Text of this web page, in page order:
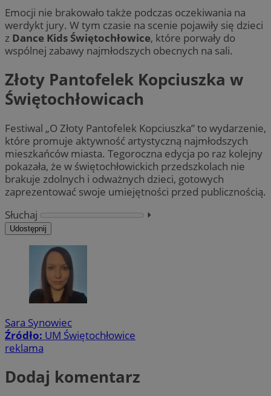
Emocji nie brakowało także podczas oczekiwania na
werdykt jury. W tym czasie na scenie pojawiły się dzieci
z Dance Kids Świętochłowice, które porwały do
wspólnej zabawy najmłodszych obecnych na sali.
Złoty Pantofelek Kopciuszka w
Świętochłowicach
Festiwal „O Złoty Pantofelek Kopciuszka” to wydarzenie,
które promuje aktywność artystyczną najmłodszych
mieszkańców miasta. Tegoroczna edycja po raz kolejny
pokazała, że w świętochłowickich przedszkolach nie
brakuje zdolnych i odważnych dzieci, gotowych
zaprezentować swoje umiejętności przed publicznością.
Słuchaj
⏵︎
Udostępnij
Sara Synowiec
Źródło: UM Świętochłowice
reklama
Dodaj komentarz